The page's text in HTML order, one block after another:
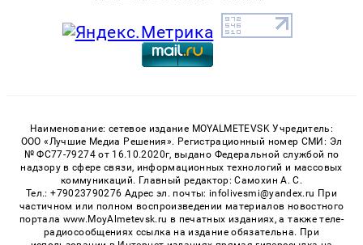
Наименование: сетевое издание MOYALMETEVSK Учредитель:
ООО «Лучшие Медиа Решения». Регистрационный номер СМИ: Эл
№ ФС77-79274 от 16.10.2020г, выдано Федеральной службой по
надзору в сфере связи, информационных технологий и массовых
коммуникаций. Главный редактор: Самохин А. С.
Тел.: +79023790276 Адрес эл. почты: infolivesmi@yandex.ru При
частичном или полном воспроизведении материалов новостного
портала www.MoyAlmetevsk.ru в печатных изданиях, а также теле-
радиосообщениях ссылка на издание обязательна. При